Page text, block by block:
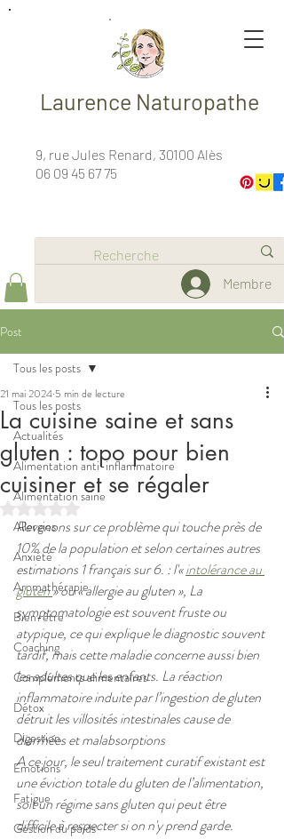
9, rue Jules Renard, 30100 Alès
06 09 45 67 75
Membre
Laurence Naturopathe
Post
Tous les posts
Actualités
Alimentation anti-inflammatoire
Alimentation saine
Allergies
Anxiété
Aromathérapie
Bien-être
Coaching
Compléments alimentaires
Détox
Digestion
Emotions
Fatigue
Gestion du poids
Tous les posts
La cuisine saine et sans
gluten : topo pour bien
cuisiner et se régaler
21 mai 2024 5 min de lecture
Noté NaN étoiles sur 5.
Revenons sur ce problème qui touche près de
10% de la population et selon certaines autres
estimations 1 français sur 6. : l'« intolérance au
gluten » ou « allergie au gluten », La
symptomatologie est souvent fruste ou
atypique, ce qui explique le diagnostic souvent
tardif, mais cette maladie concerne aussi bien
les adultes que les enfants. La réaction
inflammatoire induite par l’ingestion de gluten
détruit les villosités intestinales cause de
diarrhées et malabsorptions
A ce jour, le seul traitement curatif existant est
une éviction totale du gluten de l’alimentation,
soit un régime sans gluten qui peut être
difficile à respecter si on n'y prend garde.